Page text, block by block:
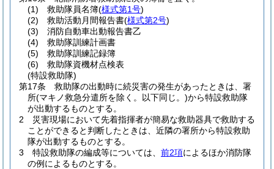
(1)
救助隊員名簿(様式第1号)
(2)
救助活動月間報告書(様式第2号)
(3)
消防自動車出動報告書乙
(4)
救助隊訓練計画書
(5)
救助隊訓練記録簿
(6)
救助隊資機材点検表
(特設救助隊)
第17条
救助隊の出動時に続災害の発生があったときは、署
所(マキノ救急分遣所を除く。以下同じ。)から特設救助隊
が出動するものとする。
2
災害現場において先着指揮者が簡易な救助器具で救助する
ことができると判断したときは、近隣の署所から特設救助
隊が出動するものとする。
3
特設救助隊の編成等については、 前2項によるほか消防隊
の例によるものとする。